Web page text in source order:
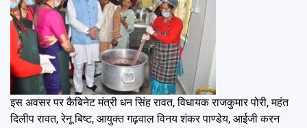
इस अवसर पर कैबिनेट मंत्री धन सिंह रावत, विधायक राजकुमार पोरी, महंत
दिलीप रावत, रेनू बिष्ट, आयुक्त गढ़वाल विनय शंकर पाण्डेय, आईजी करन